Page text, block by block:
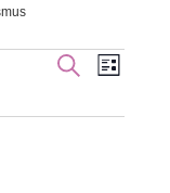
Suche
SUCHE
LISTE